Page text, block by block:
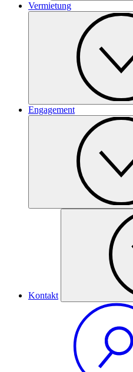
Vermietung
Engagement
Kontakt